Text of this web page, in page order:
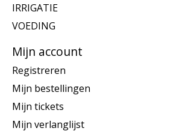
IRRIGATIE
VOEDING
Mijn account
Registreren
Mijn bestellingen
Mijn tickets
Mijn verlanglijst